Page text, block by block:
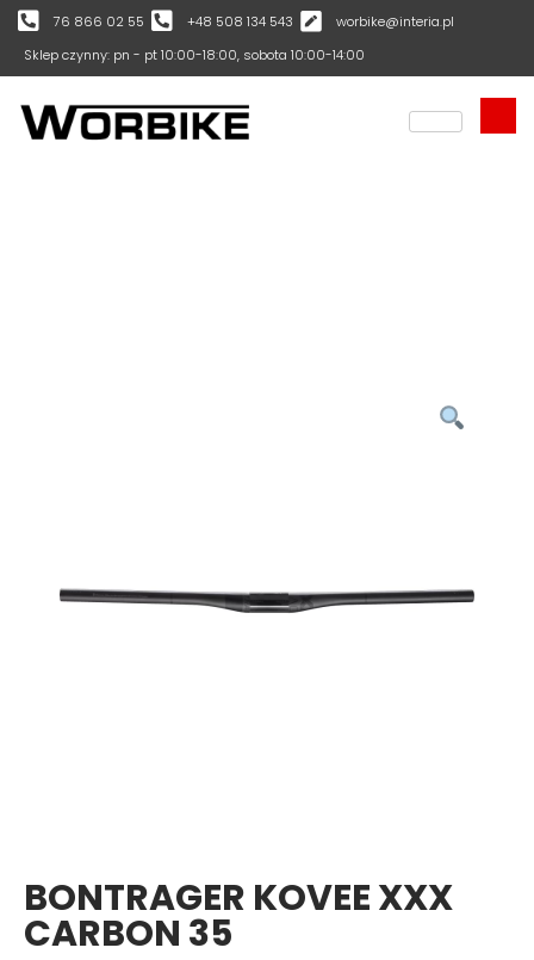
76 866 02 55 +48 508 134 543
worbike@interia.pl
Sklep czynny: pn - pt 10:00-18:00, sobota 10:00-14:00
BONTRAGER KOVEE XXX
CARBON 35